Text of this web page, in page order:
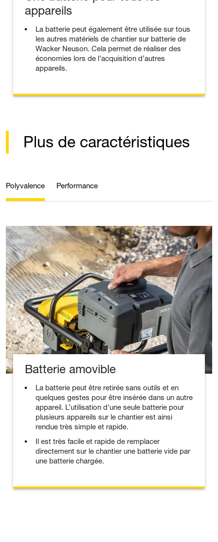
appareils
La batterie peut également être utilisée sur tous
les autres matériels de chantier sur batterie de
Wacker Neuson. Cela permet de réaliser des
économies lors de l’acquisition d’autres
appareils.
Plus de caractéristiques
Polyvalence Performance
Batterie amovible
La batterie peut être retirée sans outils et en
quelques gestes pour être insérée dans un autre
appareil. L’utilisation d'une seule batterie pour
plusieurs appareils sur le chantier est ainsi
rendue très simple et rapide.
Il est très facile et rapide de remplacer
directement sur le chantier une batterie vide par
une batterie chargée.